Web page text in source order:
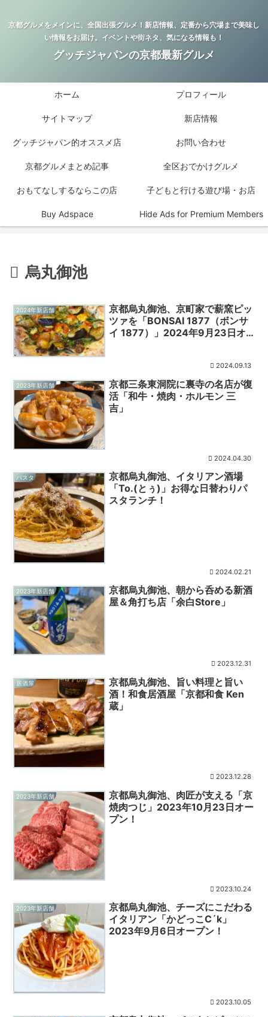
京都グルメをメインに、全国出張グルメ！新店情報、定番から穴場まで美味し
い情報をお届け。イベントや街ネタ、気になる情報も！
グッチジャパンの京都最新グルメ
ホーム プロフィール
サイトマップ 新店情報
グッチジャパン的オススメ店 お問い合わせ
京都グルメまとめ記事 全区おでかけグルメ
おもてなしするならこの店 子どもと行ける遊び場・お店
Buy Adspace Hide Ads for Premium Members
烏丸御池
2024年新店舗
京都烏丸御池、京町家で薪窯ピッ
ツァを「BONSAI 1877（ボンサ
イ 1877）」2024年9月23日オ
2024.09.13
2023年新店舗
京都三条東洞院に裏寺の名店が復
活「和牛・焼肉・ホルモン 三
吉」
2024.04.30
パスタ
京都烏丸御池、イタリアン酒場
「To.(とぅ)」お得な日替わりパ
スタランチ！
2024.02.21
2023年新店舗
京都烏丸御池、朝から呑める新酒
屋＆角打ち店「余白Store」
2023.12.31
居酒屋
京都烏丸御池、旨い料理と旨い
酒！和食居酒屋「京都和食 Ken
蔵」
2023.12.28
2023年新店舗
京都烏丸御池、肉匠が支える「京
焼肉つじ」2023年10月23日オー
プン！
2023.10.24
2023年新店舗
京都烏丸御池、チーズにこだわる
イタリアン「かどっこC´k」
2023年9月6日オープン！
2023.10.05